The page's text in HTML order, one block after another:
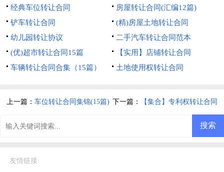
经典车位转让合同
房屋转让合同(汇编12篇)
铲车转让合同
(精)房屋土地转让合同
幼儿园转让协议
二手汽车转让合同范本
(优)超市转让合同15篇
【实用】店铺转让合同
车辆转让合同合集（15篇）
土地使用权转让合同
上一篇：车位转让合同集锦(15篇) 下一篇： 【集合】专利权转让合同
友情链接: